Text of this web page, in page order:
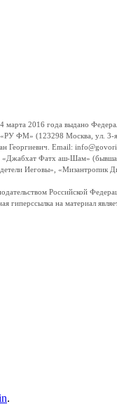
2016 года выдано
ФМ» (123298 Москва, ул.
Георгиевич. Email:
«Джабхат Фатх аш-Шам»
Иеговы», «Мизантропик
Российской
на материал
.